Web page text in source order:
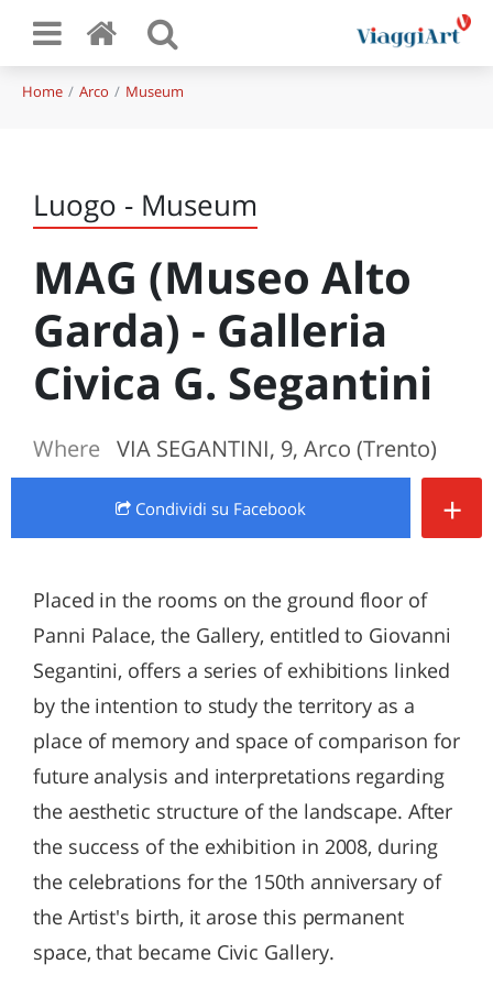
Home Arco Museum
Luogo - Museum
MAG (Museo Alto
Garda) - Galleria
Civica G. Segantini
Where VIA SEGANTINI, 9, Arco (Trento)
Condividi su Facebook +
Placed in the rooms on the ground floor of
Panni Palace, the Gallery, entitled to Giovanni
Segantini, offers a series of exhibitions linked
by the intention to study the territory as a
place of memory and space of comparison for
future analysis and interpretations regarding
the aesthetic structure of the landscape. After
the success of the exhibition in 2008, during
the celebrations for the 150th anniversary of
the Artist's birth, it arose this permanent
space, that became Civic Gallery.